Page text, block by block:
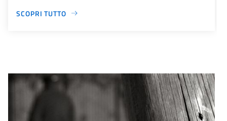
SCOPRI TUTTO